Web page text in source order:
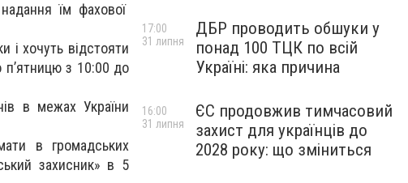
їм фахової
і хочуть відстояти
п’ятницю з 10:00 до
в межах України
в громадських
захисник» в 5
ДБР проводить обшуки у
понад 100 ТЦК по всій
Україні: яка причина
17:00
31 липня
ЄС продовжив тимчасовий
захист для українців до
2028 року: що зміниться
16:00
31 липня